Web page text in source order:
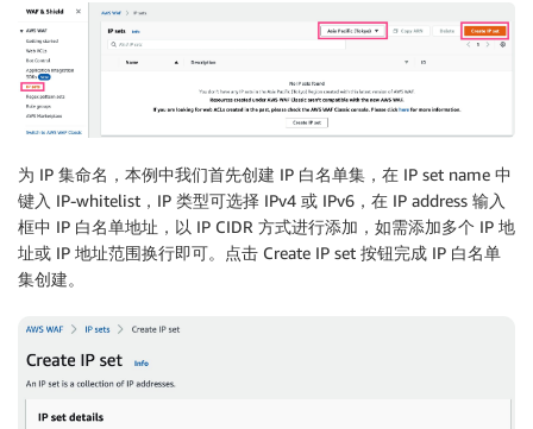
为 IP 集命名，本例中我们首先创建 IP 白名单集，在 IP set name 中
键入 IP-whitelist，IP 类型可选择 IPv4 或 IPv6，在 IP address 输入
框中 IP 白名单地址，以 IP CIDR 方式进行添加，如需添加多个 IP 地
址或 IP 地址范围换行即可。点击 Create IP set 按钮完成 IP 白名单
集创建。